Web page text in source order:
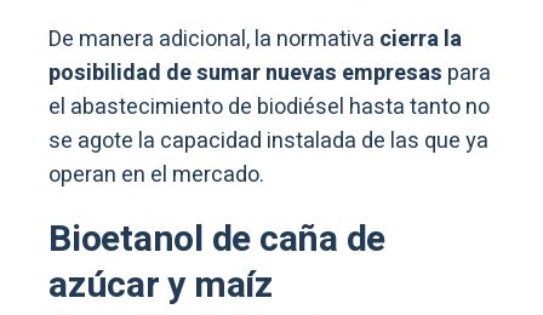
De manera adicional, la normativa cierra la
posibilidad de sumar nuevas empresas para
el abastecimiento de biodiésel hasta tanto no
se agote la capacidad instalada de las que ya
operan en el mercado.
Bioetanol de caña de
azúcar y maíz